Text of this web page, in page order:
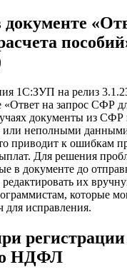
1С:ЗУП на релиз
«Ответ на запрос СФР
документы из СФР
неполными данными
приводит к ошибкам
Для решения
в документе до
редактировать их
которые
для исправления.
НДФЛ